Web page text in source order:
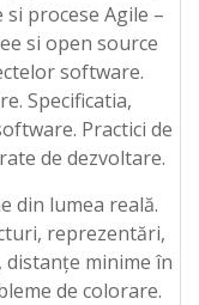
procese Agile –
si open source
software.
Specificatia,
Practici de
de dezvoltare.
din lumea reală.
reprezentări,
minime în
de colorare.